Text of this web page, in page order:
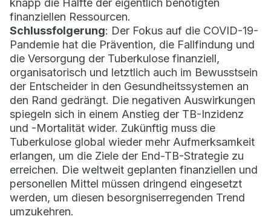
knapp die Hälfte der eigentlich benötigten
finanziellen Ressourcen.
Schlussfolgerung: Der Fokus auf die COVID-19-
Pandemie hat die Prävention, die Fallfindung und
die Versorgung der Tuberkulose finanziell,
organisatorisch und letztlich auch im Bewusstsein
der Entscheider in den Gesundheitssystemen an
den Rand gedrängt. Die negativen Auswirkungen
spiegeln sich in einem Anstieg der TB-Inzidenz
und -Mortalität wider. Zukünftig muss die
Tuberkulose global wieder mehr Aufmerksamkeit
erlangen, um die Ziele der End-TB-Strategie zu
erreichen. Die weltweit geplanten finanziellen und
personellen Mittel müssen dringend eingesetzt
werden, um diesen besorgniserregenden Trend
umzukehren.